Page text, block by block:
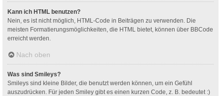
Kann ich HTML benutzen?
Nein, es ist nicht möglich, HTML-Code in Beiträgen zu verwenden. Die
meisten Formatierungsmöglichkeiten, die HTML bietet, können über BBCode
erreicht werden.
Nach oben
Was sind Smileys?
Smileys sind kleine Bilder, die benutzt werden können, um ein Gefühl
auszudrücken. Für jeden Smiley gibt es einen kurzen Code, z. B. bedeutet :)